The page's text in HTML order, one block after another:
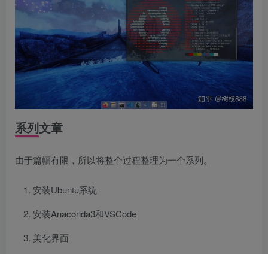
系列文章
由于篇幅有限，所以将整个过程整理为一个系列。
安装Ubuntu系统
安装Anaconda3和VSCode
美化界面